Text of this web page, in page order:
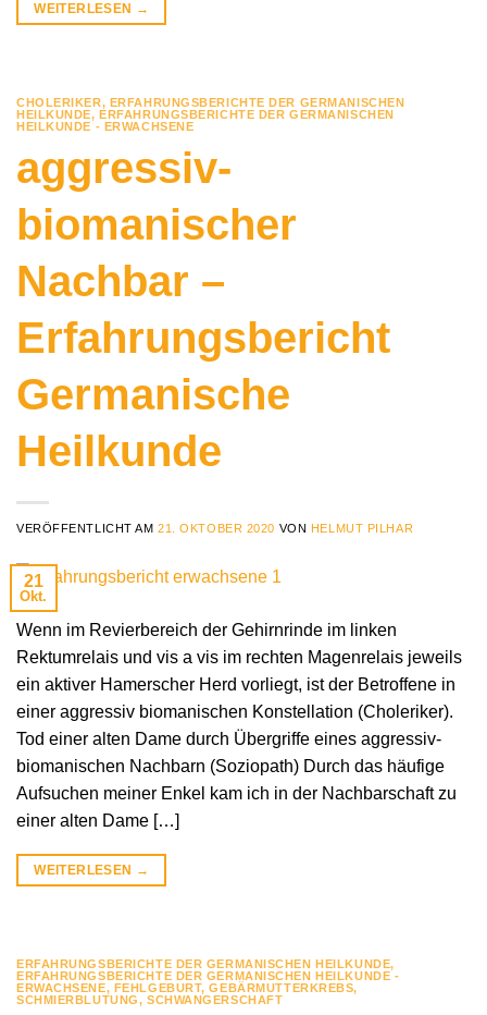
WEITERLESEN →
CHOLERIKER, ERFAHRUNGSBERICHTE DER GERMANISCHEN
HEILKUNDE,ERFAHRUNGSBERICHTE DER GERMANISCHEN
HEILKUNDE - ERWACHSENE
aggressiv-
biomanischer
Nachbar –
Erfahrungsbericht
Germanische
Heilkunde
VERÖFFENTLICHT AM21. OKTOBER 2020 VON HELMUT PILHAR
21
Okt.
Wenn im Revierbereich der Gehirnrinde im linken
Rektumrelais und vis a vis im rechten Magenrelais jeweils
ein aktiver Hamerscher Herd vorliegt, ist der Betroffene in
einer aggressiv biomanischen Konstellation (Choleriker).
Tod einer alten Dame durch Übergriffe eines aggressiv-
biomanischen Nachbarn (Soziopath) Durch das häufige
Aufsuchen meiner Enkel kam ich in der Nachbarschaft zu
einer alten Dame […]
WEITERLESEN →
ERFAHRUNGSBERICHTE DER GERMANISCHEN HEILKUNDE,
ERFAHRUNGSBERICHTE DER GERMANISCHEN HEILKUNDE -
ERWACHSENE, FEHLGEBURT,GEBÄRMUTTERKREBS,
SCHMIERBLUTUNG, SCHWANGERSCHAFT